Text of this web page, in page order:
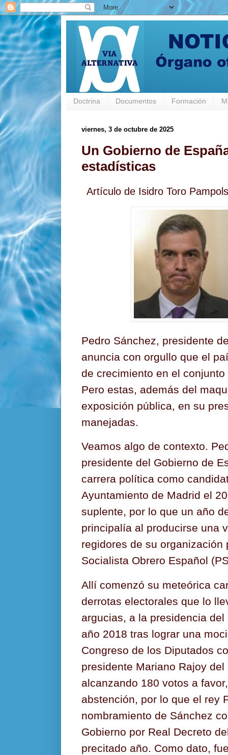
Doctrina Documentos Formación
viernes, 3 de octubre de 2025
Un Gobierno de
estadísticas
Artículo de Isidro Toro Pampols
Pedro Sánchez, presidente
anuncia con orgullo que el
de crecimiento en el
Pero estas, además del
exposición pública, en su
manejadas.
Veamos algo de contexto.
presidente del Gobierno de
carrera política como
Ayuntamiento de Madrid el
suplente, por lo que un año
principalía al producirse una
regidores de su organización
Socialista Obrero Español
Allí comenzó su meteórica
derrotas electorales que lo
argucias, a la presidencia
año 2018 tras lograr una
Congreso de los Diputados
presidente Mariano Rajoy
alcanzando 180 votos a
abstención, por lo que el rey
nombramiento de Sánchez
Gobierno por Real Decreto
precitado año. Como dato,